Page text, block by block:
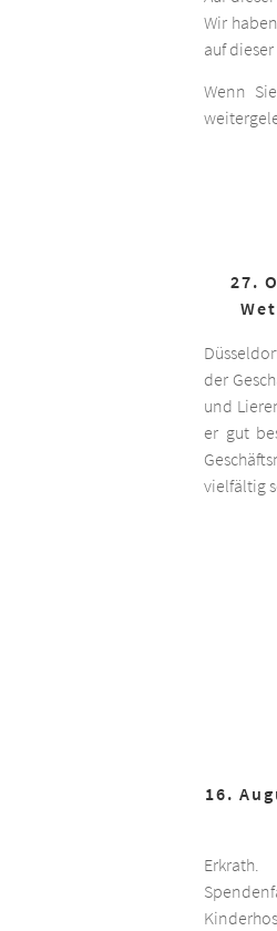
Wir
auf
Wenn
27.
der
und
er gut
vielfältig
16.